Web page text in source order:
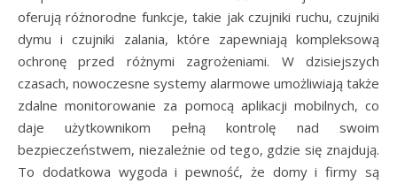
oferują różnorodne funkcje, takie jak czujniki ruchu, czujniki
dymu i czujniki zalania, które zapewniają kompleksową
ochronę przed różnymi zagrożeniami. W dzisiejszych
czasach, nowoczesne systemy alarmowe umożliwiają także
zdalne monitorowanie za pomocą aplikacji mobilnych, co
daje użytkownikom pełną kontrolę nad swoim
bezpieczeństwem, niezależnie od tego, gdzie się znajdują.
To dodatkowa wygoda i pewność, że domy i firmy są